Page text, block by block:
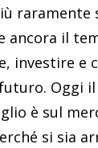
raramente
ancora il
investire e
Oggi
è sul
si sia